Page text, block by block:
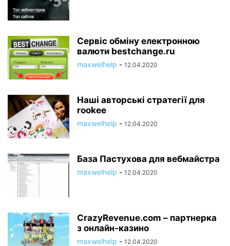
Сервіс обміну електронною
валюти bestchange.ru
maxwelhelp - 12.04.2020
Наші авторські стратегії для
rookee
maxwelhelp - 12.04.2020
База Пастухова для вебмайстра
maxwelhelp - 12.04.2020
CrazyRevenue.com – партнерка
з онлайн-казино
maxwelhelp - 12.04.2020